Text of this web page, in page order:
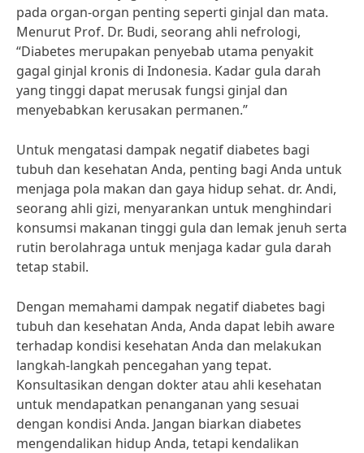
pada organ-organ penting seperti ginjal dan mata.
Menurut Prof. Dr. Budi, seorang ahli nefrologi,
“Diabetes merupakan penyebab utama penyakit
gagal ginjal kronis di Indonesia. Kadar gula darah
yang tinggi dapat merusak fungsi ginjal dan
menyebabkan kerusakan permanen.”
Untuk mengatasi dampak negatif diabetes bagi
tubuh dan kesehatan Anda, penting bagi Anda untuk
menjaga pola makan dan gaya hidup sehat. dr. Andi,
seorang ahli gizi, menyarankan untuk menghindari
konsumsi makanan tinggi gula dan lemak jenuh serta
rutin berolahraga untuk menjaga kadar gula darah
tetap stabil.
Dengan memahami dampak negatif diabetes bagi
tubuh dan kesehatan Anda, Anda dapat lebih aware
terhadap kondisi kesehatan Anda dan melakukan
langkah-langkah pencegahan yang tepat.
Konsultasikan dengan dokter atau ahli kesehatan
untuk mendapatkan penanganan yang sesuai
dengan kondisi Anda. Jangan biarkan diabetes
mengendalikan hidup Anda, tetapi kendalikan